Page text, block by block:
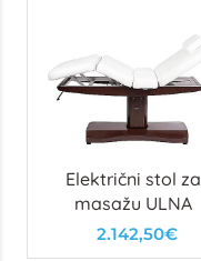
Električni stol za
masažu ULNA
2.142,50€